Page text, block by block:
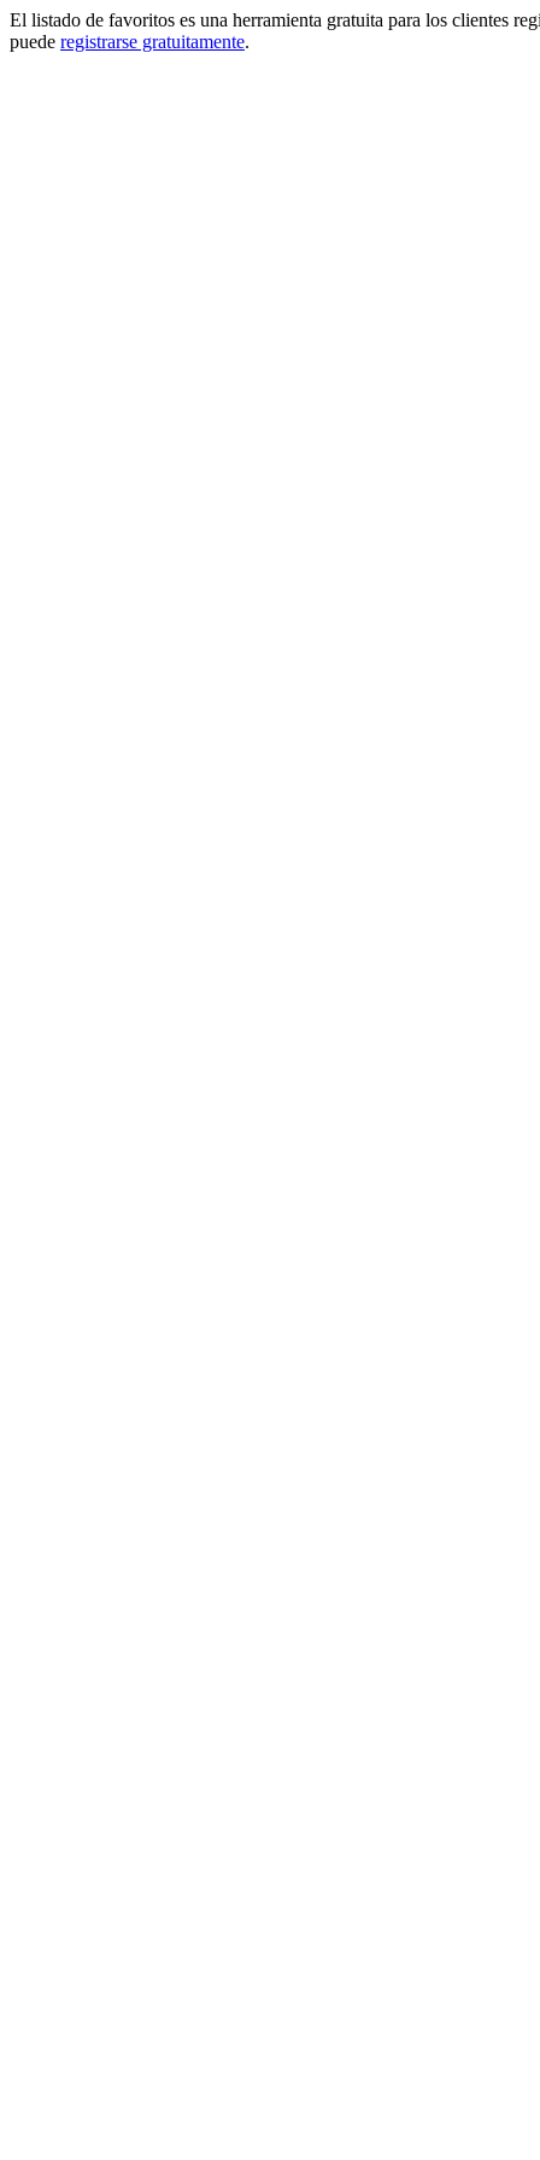
El listado de favoritos es una herramienta gratuita para los clientes
puede registrarse gratuitamente.